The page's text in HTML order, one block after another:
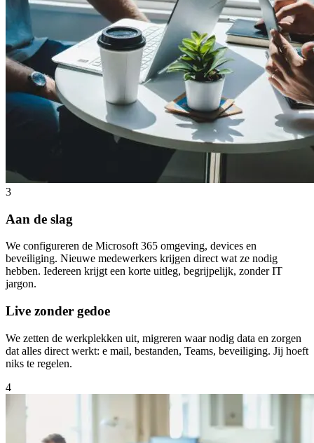
3
Aan de slag
We configureren de Microsoft 365 omgeving, devices en
beveiliging. Nieuwe medewerkers krijgen direct wat ze nodig
hebben. Iedereen krijgt een korte uitleg, begrijpelijk, zonder IT
jargon.
Live zonder gedoe
We zetten de werkplekken uit, migreren waar nodig data en zorgen
dat alles direct werkt: e mail, bestanden, Teams, beveiliging. Jij hoeft
niks te regelen.
4